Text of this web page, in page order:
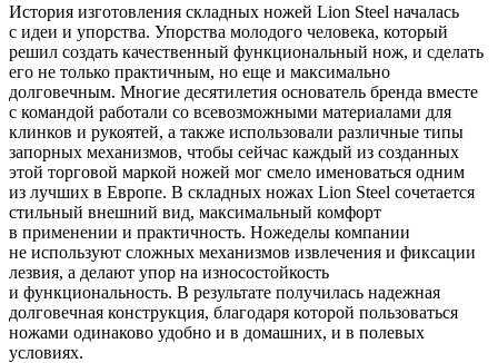
История изготовления складных ножей Lion Steel началась
с идеи и упорства. Упорства молодого человека, который
решил создать качественный функциональный нож, и сделать
его не только практичным, но еще и максимально
долговечным. Многие десятилетия основатель бренда вместе
с командой работали со всевозможными материалами для
клинков и рукоятей, а также использовали различные типы
запорных механизмов, чтобы сейчас каждый из созданных
этой торговой маркой ножей мог смело именоваться одним
из лучших в Европе. В складных ножах Lion Steel сочетается
стильный внешний вид, максимальный комфорт
в применении и практичность. Ножеделы компании
не используют сложных механизмов извлечения и фиксации
лезвия, а делают упор на износостойкость
и функциональность. В результате получилась надежная
долговечная конструкция, благодаря которой пользоваться
ножами одинаково удобно и в домашних, и в полевых
условиях.